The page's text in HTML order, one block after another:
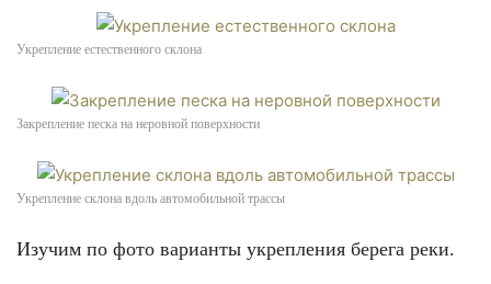
Укрепление естественного склона
Закрепление песка на неровной поверхности
Укрепление склона вдоль автомобильной трассы
Изучим по фото варианты укрепления берега реки.